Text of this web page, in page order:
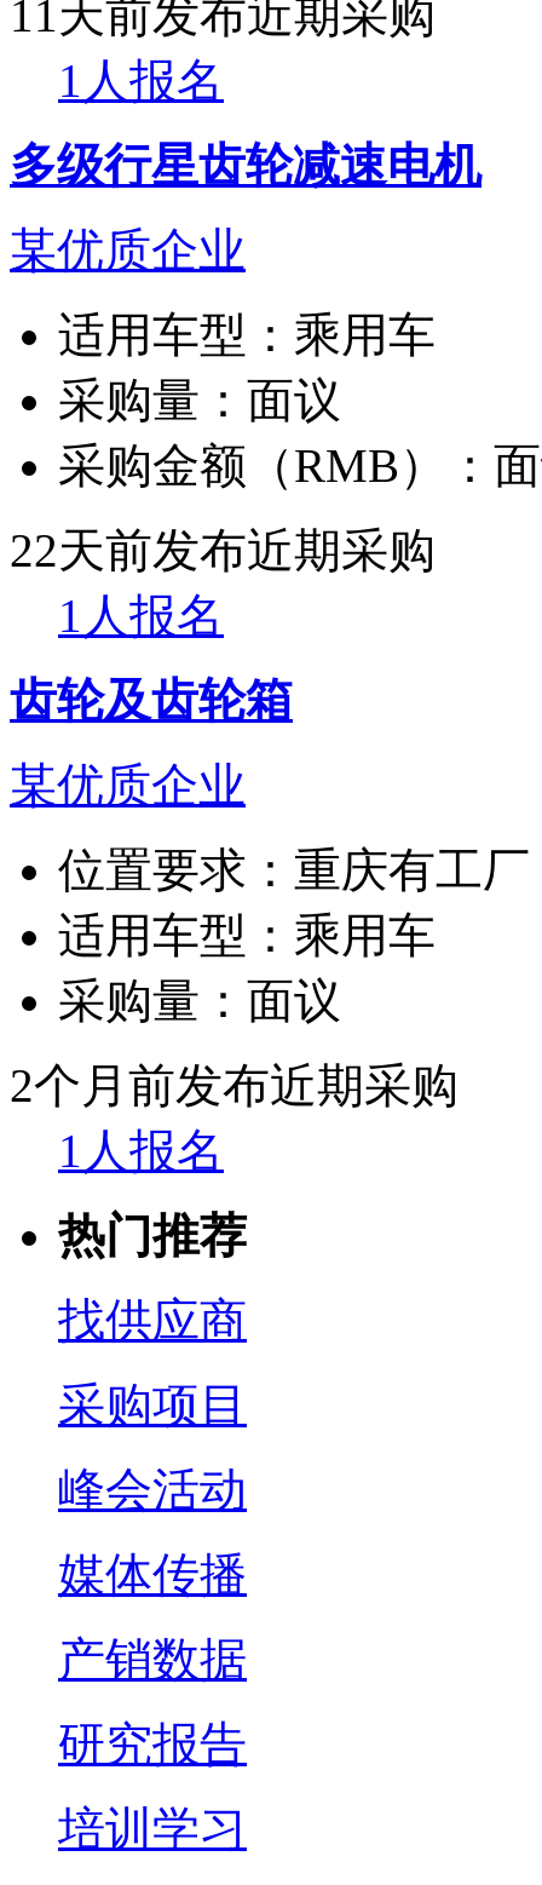
11天前发布近期采购
1人报名
多级行星齿轮减速电机
某优质企业
适用车型： 乘用车
采购量： 面议
采购金额（RMB）：
22天前发布近期采购
1人报名
齿轮及齿轮箱
某优质企业
位置要求： 重庆有工厂
适用车型： 乘用车
采购量： 面议
2个月前发布近期采购
1人报名
热门推荐
找供应商
采购项目
峰会活动
媒体传播
产销数据
研究报告
培训学习